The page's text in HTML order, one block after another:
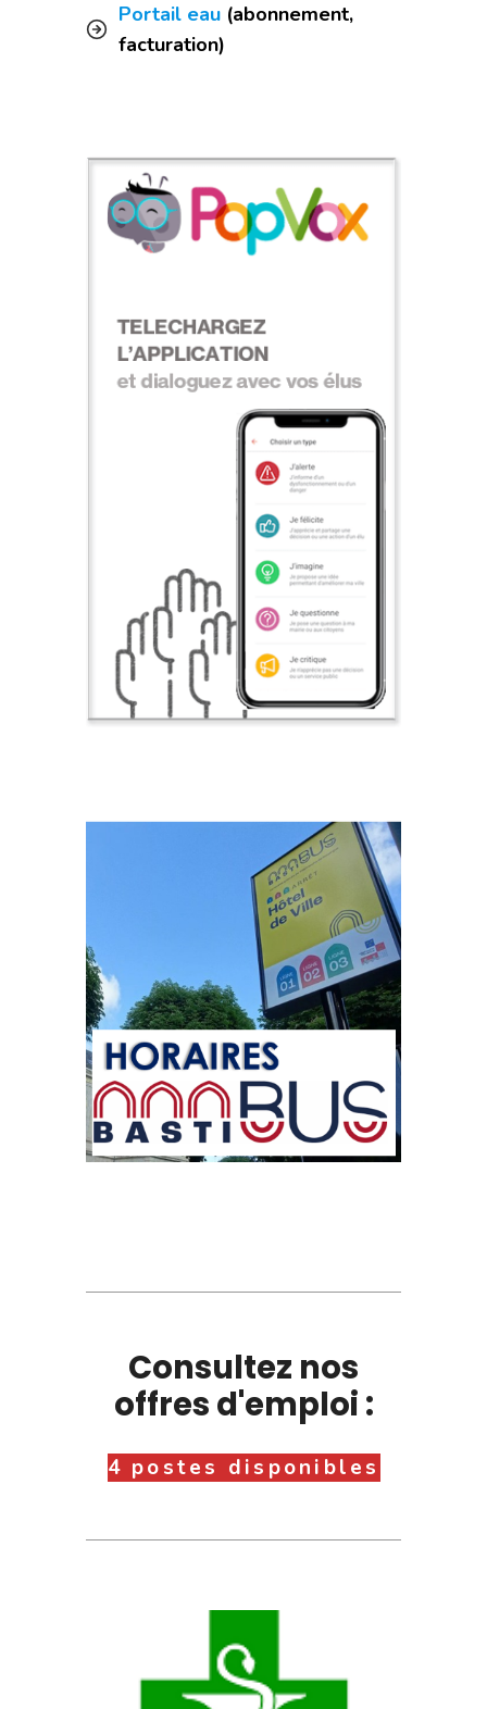
Portail eau (abonnement,
facturation)
Consultez nos
offres d'emploi :
4 postes disponibles